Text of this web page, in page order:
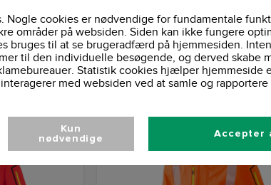
Nogle cookies er nødvendige for fundamentale
områder på websiden. Siden kan ikke fungere
bruges til at se brugeradfærd på hjemmesiden.
til den individuelle besøgende, og derved skabe
Statistik cookies hjælper hjemmeside
med websiden ved at samle og
Kun
nødvendige
Accepter
749 DKK
Pris ekskl. moms 936,25 DKK Pris